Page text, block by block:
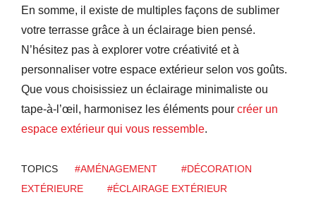
En somme, il existe de multiples façons de sublimer
votre terrasse grâce à un éclairage bien pensé.
N’hésitez pas à explorer votre créativité et à
personnaliser votre espace extérieur selon vos goûts.
Que vous choisissiez un éclairage minimaliste ou
tape-à-l’œil, harmonisez les éléments pour créer un
espace extérieur qui vous ressemble.
TOPICS #AMÉNAGEMENT
#DÉCORATION
EXTÉRIEURE
#ÉCLAIRAGE EXTÉRIEUR